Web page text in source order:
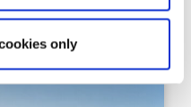
only